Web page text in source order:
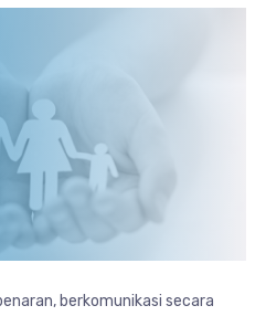
berkomunikasi secara